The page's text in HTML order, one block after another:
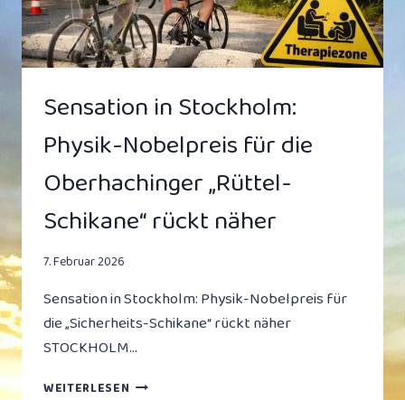
Sensation in Stockholm:
Physik-Nobelpreis für die
Oberhachinger „Rüttel-
Schikane“ rückt näher
7. Februar 2026
Sensation in Stockholm: Physik-Nobelpreis für
die „Sicherheits-Schikane“ rückt näher
STOCKHOLM…
WEITERLESEN SENSATION